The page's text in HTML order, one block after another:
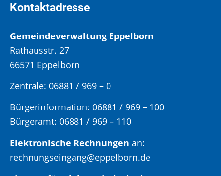
Kontaktadresse
Gemeindeverwaltung Eppelborn
Rathausstr. 27
66571 Eppelborn
Zentrale: 06881 / 969 – 0
Bürgerinformation: 06881 / 969 – 100
Bürgeramt: 06881 / 969 – 110
Elektronische Rechnungen an:
rechnungseingang@eppelborn.de